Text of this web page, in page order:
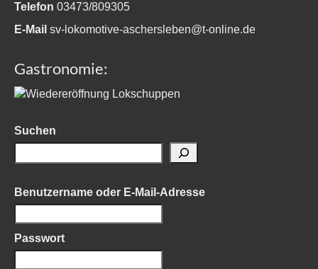
Telefon 03473/809305
E-Mail sv-lokomotive-aschersleben@t-online.de
Gastronomie:
Suchen
Benutzername oder E-Mail-Adresse
Passwort